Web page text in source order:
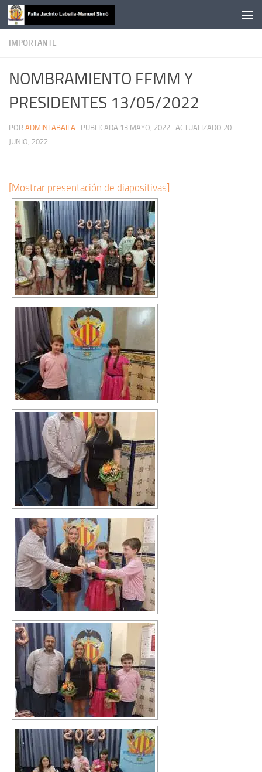
Saltar al contenido
IMPORTANTE
NOMBRAMIENTO FFMM Y
PRESIDENTES 13/05/2022
POR ADMINLABAILA · PUBLICADA 13 MAYO, 2022 · ACTUALIZADO 20
JUNIO, 2022
[Mostrar presentación de diapositivas]